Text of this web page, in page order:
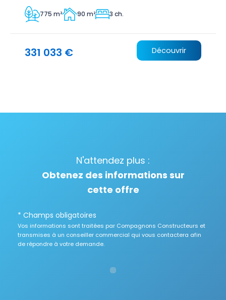
775 m² 90 m² 3 ch.
331 033 € Découvrir
N'attendez plus :
Obtenez des informations sur
cette offre
* Champs obligatoires
Vos informations sont traitées par Compagnons Constructeurs et
transmises à un conseiller commercial qui vous contactera afin
de répondre à votre demande.